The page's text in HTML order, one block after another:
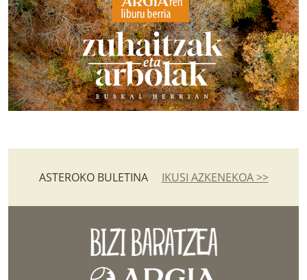
ASTEROKO BULETINA IKUSI AZKENEKOA >>